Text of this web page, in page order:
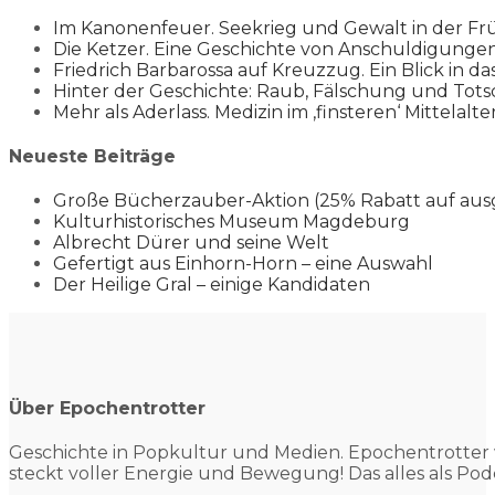
Im Kanonenfeuer. Seekrieg und Gewalt in der
Die Ketzer. Eine Geschichte von
Friedrich Barbarossa auf Kreuzzug. Ein Blick in
Hinter der Geschichte: Raub, Fälschung und
Mehr als Aderlass. Medizin im ‚finsteren‘
Neueste Beiträge
Große Bücherzauber-Aktion (25% Rabatt auf
Kulturhistorisches Museum Magdeburg
Albrecht Dürer und seine Welt
Gefertigt aus Einhorn-Horn – eine Auswahl
Der Heilige Gral – einige Kandidaten
Über Epochentrotter
Geschichte in Popkultur und Medien. Epochentrotter
steckt voller Energie und Bewegung! Das alles als